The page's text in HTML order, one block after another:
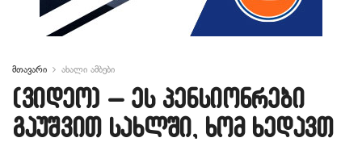
მთავარი ახალი ამბები
(ვიდეო) – ეს პენსიონრები
გაუშვით სახლში, ხომ ხედავთ